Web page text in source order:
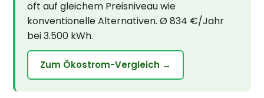
oft auf gleichem Preisniveau wie
konventionelle Alternativen. Ø 834 €/Jahr
bei 3.500 kWh.
Zum Ökostrom-Vergleich →